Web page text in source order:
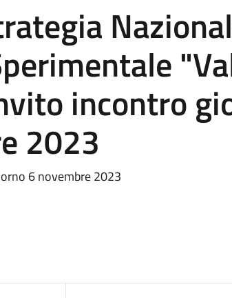
incontro
2023
6 novembre 2023